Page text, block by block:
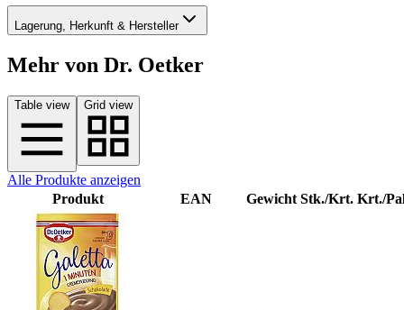
Lagerung, Herkunft & Hersteller
Mehr von Dr. Oetker
Table view Grid view
Alle Produkte anzeigen
Produkt
EAN Gewicht Stk./Krt. Krt./